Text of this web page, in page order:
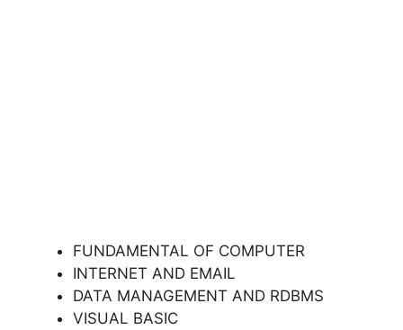
FUNDAMENTAL OF COMPUTER
INTERNET AND EMAIL
DATA MANAGEMENT AND RDBMS
VISUAL BASIC